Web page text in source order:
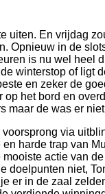
uiten. En vrijdag
Opnieuw in de
is nu wel heel
winterstop of ligt
en zeker de
het bord en
maar de was er
via
harde trap van
actie van
doelpunten niet,
er in de zaal